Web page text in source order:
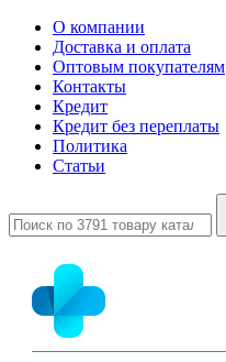
О компании
Доставка и оплата
Оптовым покупателям
Контакты
Кредит
Кредит без переплаты
Политика
Статьи